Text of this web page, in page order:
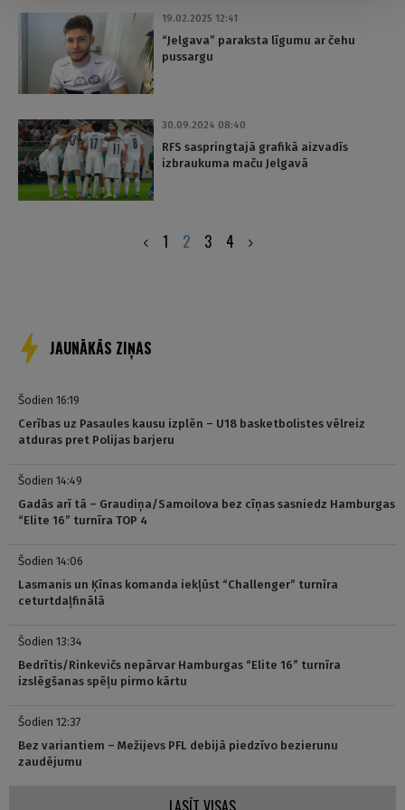
19.02.2025 12:41
“Jelgava” paraksta līgumu ar čehu
pussargu
30.09.2024 08:40
RFS saspringtajā grafikā aizvadīs
izbraukuma maču Jelgavā
1 2 3 4
JAUNĀKĀS ZIŅAS
Šodien 16:19
Cerības uz Pasaules kausu izplēn – U18 basketbolistes vēlreiz
atduras pret Polijas barjeru
Šodien 14:49
Gadās arī tā – Graudiņa/Samoilova bez cīņas sasniedz Hamburgas
“Elite 16” turnīra TOP 4
Šodien 14:06
Lasmanis un Ķīnas komanda iekļūst “Challenger” turnīra
ceturtdaļfinālā
Šodien 13:34
Bedrītis/Rinkevičs nepārvar Hamburgas “Elite 16” turnīra
izslēgšanas spēļu pirmo kārtu
Šodien 12:37
Bez variantiem – Mežijevs PFL debijā piedzīvo bezierunu
zaudējumu